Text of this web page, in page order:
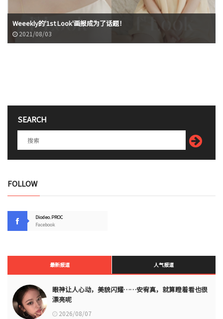
Weeekly的'1st Look'画报成为了话题！
2021/08/03
SEARCH
FOLLOW
Diodeo.PROC
Facebook
最新报道 人气报道
眼神让人心动，美貌闪耀……安宥真，就算瞪着看也很
漂亮呢
2026/08/07